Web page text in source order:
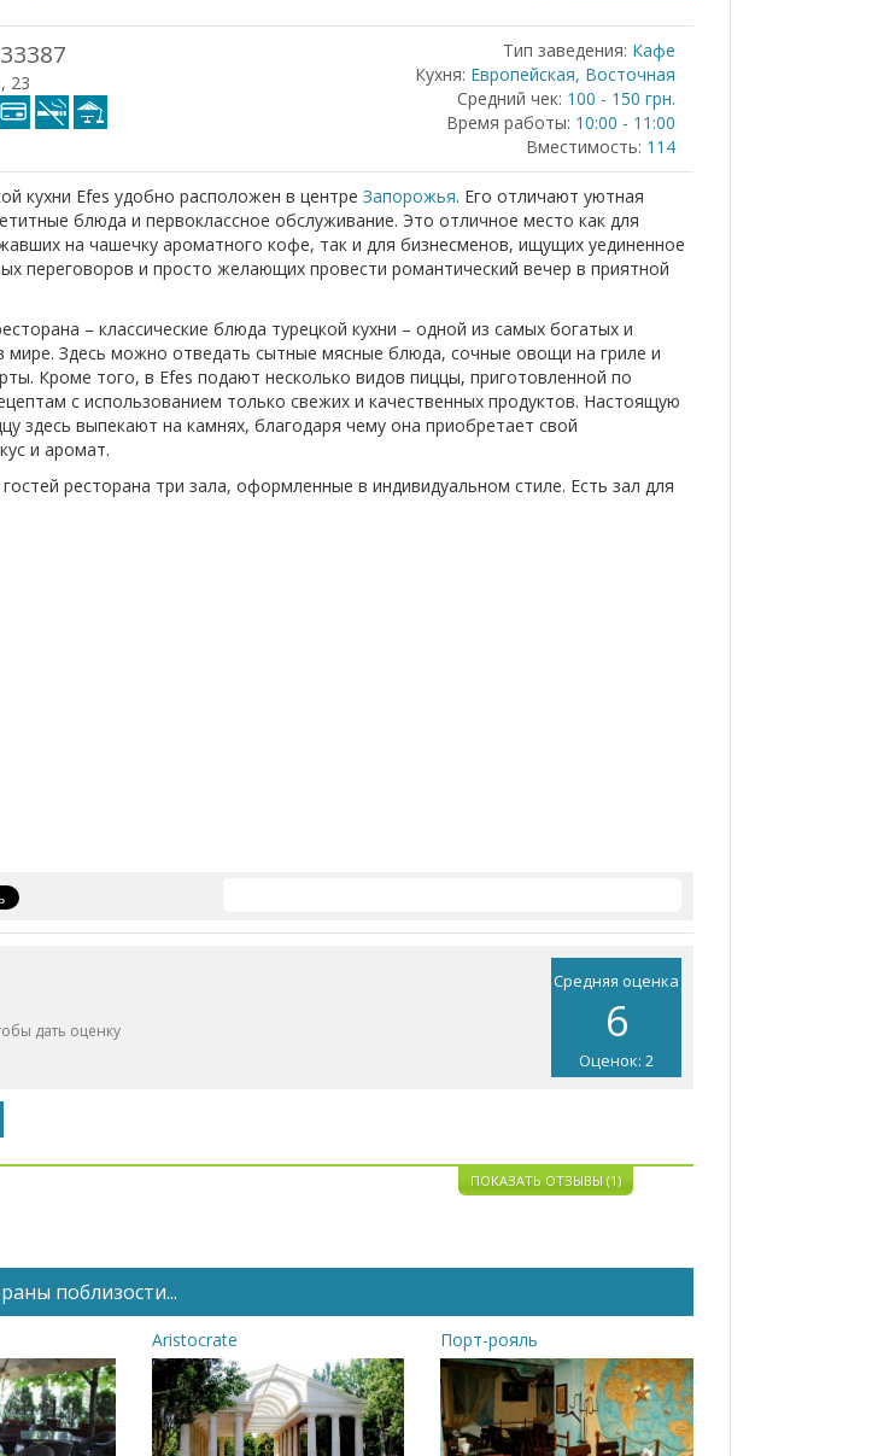
23
Тип заведения: Кафе
Кухня: Европейская, Восточная
Средний чек: 100 - 150 грн.
Время работы: 10:00 - 11:00
Вместимость: 114
кухни Efes удобно расположен в центре Запорожья. Его отличают уютная
блюда и первоклассное обслуживание. Это отличное место как для
на чашечку ароматного кофе, так и для бизнесменов, ищущих уединенное
переговоров и просто желающих провести романтический вечер в приятной
– классические блюда турецкой кухни – одной из самых богатых и
мире. Здесь можно отведать сытные мясные блюда, сочные овощи на гриле и
Кроме того, в Efes подают несколько видов пиццы, приготовленной по
с использованием только свежих и качественных продуктов. Настоящую
здесь выпекают на камнях, благодаря чему она приобретает свой
и аромат.
ресторана три зала, оформленные в индивидуальном стиле. Есть зал для
Средняя оценка
6
Оценок: 2
дать оценку
ПОКАЗАТЬ ОТЗЫВЫ (1)
поблизости...
Aristocrate Порт-рояль